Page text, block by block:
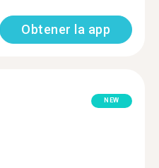
Obtener la app
NEW